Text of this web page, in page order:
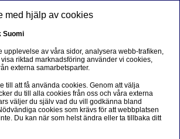
af fonde med
fokus
med hjälp av cookies
Suomi
upplevelse av våra sidor, analysera webb-trafiken,
riktad marknadsföring använder vi cookies,
externa samarbetsparter.
till att få använda cookies. Genom att välja
du till alla cookies från oss och våra externa
väljer du själv vad du vill godkänna bland
cookies som krävs för att webbplatsen
Du kan när som helst ändra eller ta tillbaka ditt